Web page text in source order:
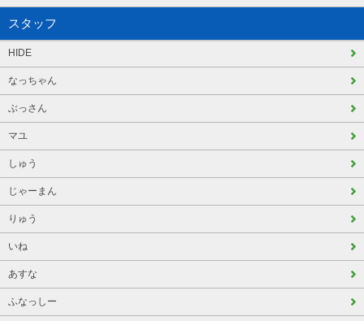
スタッフ
HIDE
なっちゃん
ぶっさん
マユ
しゅう
じゃーまん
りゅう
いね
あすな
ふなっしー